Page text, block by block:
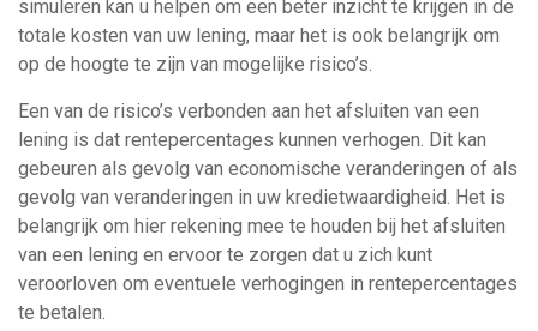
simuleren kan u helpen om een beter inzicht te krijgen in de
totale kosten van uw lening, maar het is ook belangrijk om
op de hoogte te zijn van mogelijke risico’s.
Een van de risico’s verbonden aan het afsluiten van een
lening is dat rentepercentages kunnen verhogen. Dit kan
gebeuren als gevolg van economische veranderingen of als
gevolg van veranderingen in uw kredietwaardigheid. Het is
belangrijk om hier rekening mee te houden bij het afsluiten
van een lening en ervoor te zorgen dat u zich kunt
veroorloven om eventuele verhogingen in rentepercentages
te betalen.